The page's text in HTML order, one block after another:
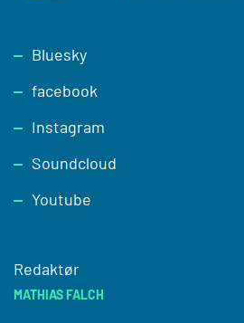
Footer
Bluesky
facebook
Instagram
Soundcloud
Youtube
Redaktør
MATHIAS FALCH